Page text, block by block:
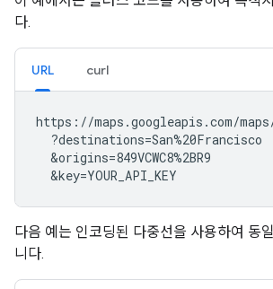
다.
URL curl
https://maps.googleapis.com/
  ?destinations=San%20Francisco
  &origins=849VCWC8%2BR9
  &key=YOUR_API_KEY
다음 예는 인코딩된 다중선을 사용하여 동
니다.